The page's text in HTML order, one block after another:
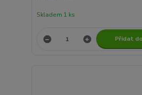
Skladem 1 ks
Přidat